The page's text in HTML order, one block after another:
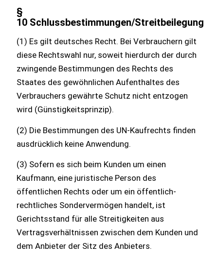
§
10 Schlussbestimmungen/Streitbeilegung
(1) Es gilt deutsches Recht. Bei Verbrauchern gilt
diese Rechtswahl nur, soweit hierdurch der durch
zwingende Bestimmungen des Rechts des
Staates des gewöhnlichen Aufenthaltes des
Verbrauchers gewährte Schutz nicht entzogen
wird (Günstigkeitsprinzip).
(2) Die Bestimmungen des UN-Kaufrechts finden
ausdrücklich keine Anwendung.
(3) Sofern es sich beim Kunden um einen
Kaufmann, eine juristische Person des
öffentlichen Rechts oder um ein öffentlich-
rechtliches Sondervermögen handelt, ist
Gerichtsstand für alle Streitigkeiten aus
Vertragsverhältnissen zwischen dem Kunden und
dem Anbieter der Sitz des Anbieters.